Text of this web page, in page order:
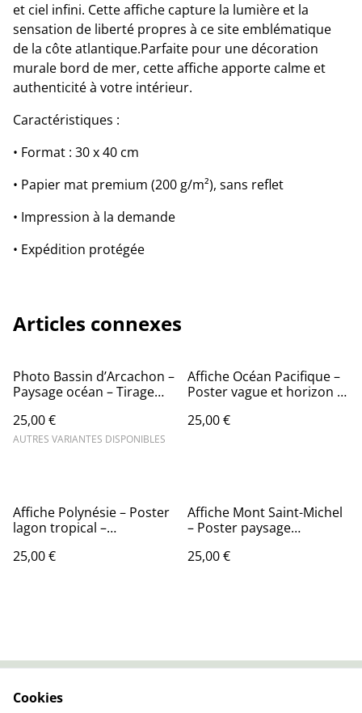
et ciel infini. Cette affiche capture la lumière et la
sensation de liberté propres à ce site emblématique
de la côte atlantique.Parfaite pour une décoration
murale bord de mer, cette affiche apporte calme et
authenticité à votre intérieur.
Caractéristiques :
• Format : 30 x 40 cm
• Papier mat premium (200 g/m²), sans reflet
• Impression à la demande
• Expédition protégée
Articles connexes
Photo Bassin d’Arcachon –
Paysage océan – Tirage
25,00 €
AUTRES VARIANTES DISPONIBLES
Affiche Océan Pacifique –
Poster vague et horizon –
25,00 €
Affiche Polynésie – Poster
lagon tropical –
exotique
25,00 €
Affiche Mont Saint-Michel
– Poster paysage
murale patrimoine
25,00 €
Cookies